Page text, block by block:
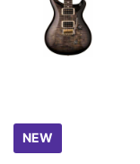
NEW